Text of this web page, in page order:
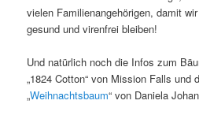
vielen Familienangehörigen, damit
gesund und virenfrei bleiben!
Und natürlich noch die Infos zum
„1824 Cotton“ von Mission Falls und
„Weihnachtsbaum“ von Daniela